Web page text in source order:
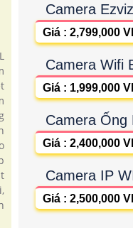
Camera
Giá : 2,799,000
Camera Wifi
Giá : 1,999,000
Camera Ống
Giá : 2,400,000
Camera IP
Giá : 2,500,000